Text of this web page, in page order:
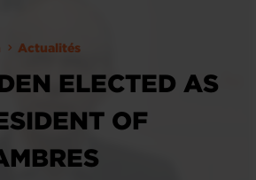
Actualités
ELECTED AS
OF